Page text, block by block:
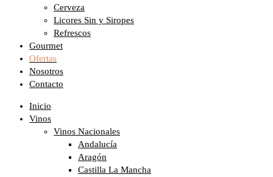
Cerveza
Licores Sin y Siropes
Refrescos
Gourmet
Ofertas
Nosotros
Contacto
Inicio
Vinos
Vinos Nacionales
Andalucía
Aragón
Castilla La Mancha